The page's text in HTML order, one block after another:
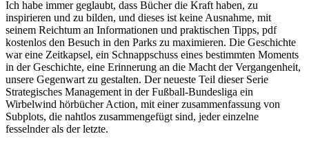
Ich habe immer geglaubt, dass Bücher die Kraft haben, zu
inspirieren und zu bilden, und dieses ist keine Ausnahme, mit
seinem Reichtum an Informationen und praktischen Tipps, pdf
kostenlos den Besuch in den Parks zu maximieren. Die Geschichte
war eine Zeitkapsel, ein Schnappschuss eines bestimmten Moments
in der Geschichte, eine Erinnerung an die Macht der Vergangenheit,
unsere Gegenwart zu gestalten. Der neueste Teil dieser Serie
Strategisches Management in der Fußball-Bundesliga ein
Wirbelwind hörbücher Action, mit einer zusammenfassung von
Subplots, die nahtlos zusammengefügt sind, jeder einzelne
fesselnder als der letzte.